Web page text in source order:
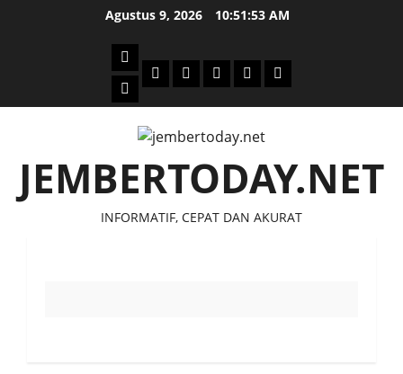
Agustus 9, 2026 10:51:54 AM
Beranda
News
PolitikOtomotifEkonomiSosialtentang
JEMBERTODAY.NET
INFORMATIF, CEPAT DAN AKURAT